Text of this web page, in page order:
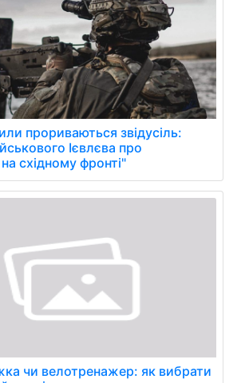
прориваються звідусіль:
Ієвлєва про
східному фронті"
чи велотренажер: як вибрати